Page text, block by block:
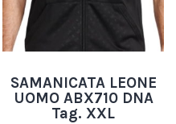
SAMANICATA LEONE
UOMO ABX710 DNA
Tag. XXL